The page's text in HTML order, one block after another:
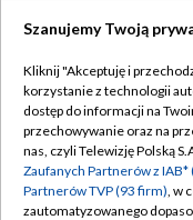
Abonament TVP
Emisja w TVP
Centrum informacji
Szanujemy Twoją
Kliknij "Akceptuję i
korzystanie z technologii
dostęp do informacji na
przechowywanie oraz na
nas, czyli Telewizję Polską
Zaufanych Partnerów z
Partnerów TVP (93 firm), w
zautomatyzowanego